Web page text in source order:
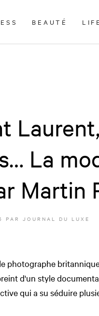
BEAUTÉ
Laurent,
La
Martin
PAR JOURNAL DU LUXE
photographe
d'un style
qui a su séduire